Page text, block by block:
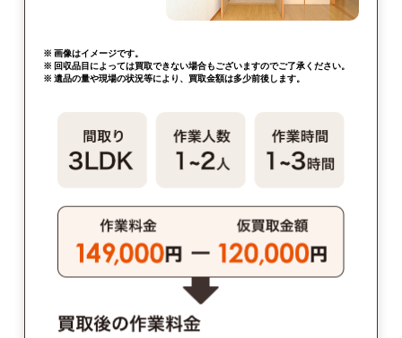
※ 画像はイメージです。
※ 回収品目によっては買取できない場合もございますのでご了承ください。
※ 遺品の量や現場の状況等により、買取金額は多少前後します。